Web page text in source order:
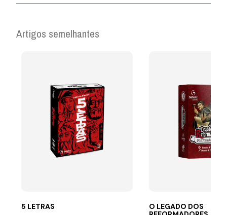
Artigos semelhantes
5 LETRAS
O LEGADO DOS